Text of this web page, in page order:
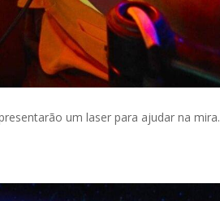
um laser para ajudar na mira.